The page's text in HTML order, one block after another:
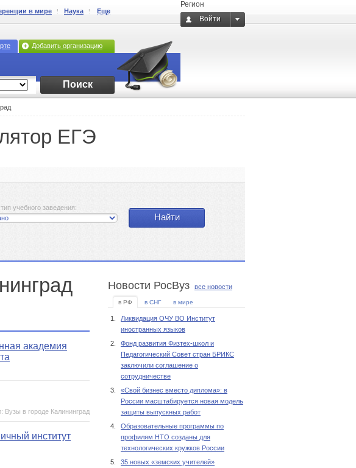
Регион
Войти
в мире Наука Еще
Добавить организацию
Поиск
ЕГЭ
учебного заведения:
Новости РосВуз все новости
в РФ в СНГ в мире
1.
Ликвидация ОЧУ ВО Институт
иностранных языков
2.
Фонд развития Физтех-школ и
Педагогический Совет стран БРИКС
заключили соглашение о
сотрудничестве
3.
«Свой бизнес вместо диплома»: в
России масштабируется новая модель
защиты выпускных работ
4.
Образовательные программы по
профилям НТО созданы для
технологических кружков России
5.
35 новых «земских учителей»
академия
Вузы в городе Калининград
институт